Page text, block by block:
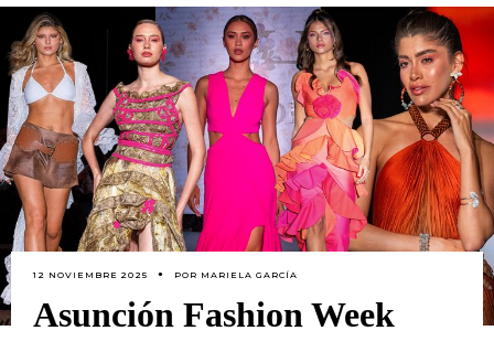
12 NOVIEMBRE 2025 POR MARIELA GARCÍA
Asunción Fashion Week